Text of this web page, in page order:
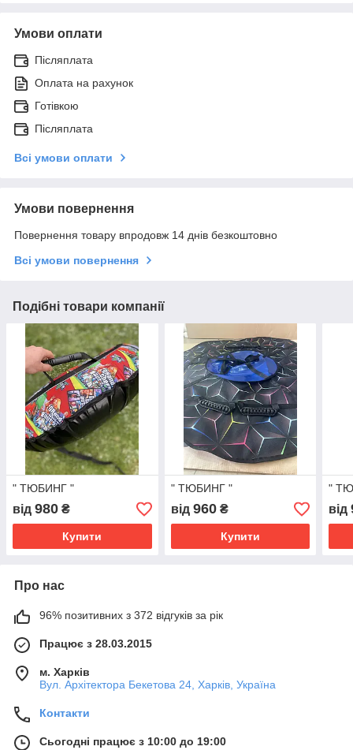
Умови оплати
Післяплата
Оплата на рахунок
Готівкою
Післяплата
Всі умови оплати
Умови повернення
Повернення товару впродовж 14 днів безкоштовно
Всі умови повернення
Подібні товари компанії
" ТЮБИНГ "
від 980 ₴
Купити
" ТЮБИНГ "
від 960₴
Купити
"
від
Про нас
96% позитивних з 372 відгуків за рік
Працює з 28.03.2015
м. Харків
Вул. Архітектора Бекетова 24, Харків, Україна
Контакти
Сьогодні працює з 10:00 до 19:00